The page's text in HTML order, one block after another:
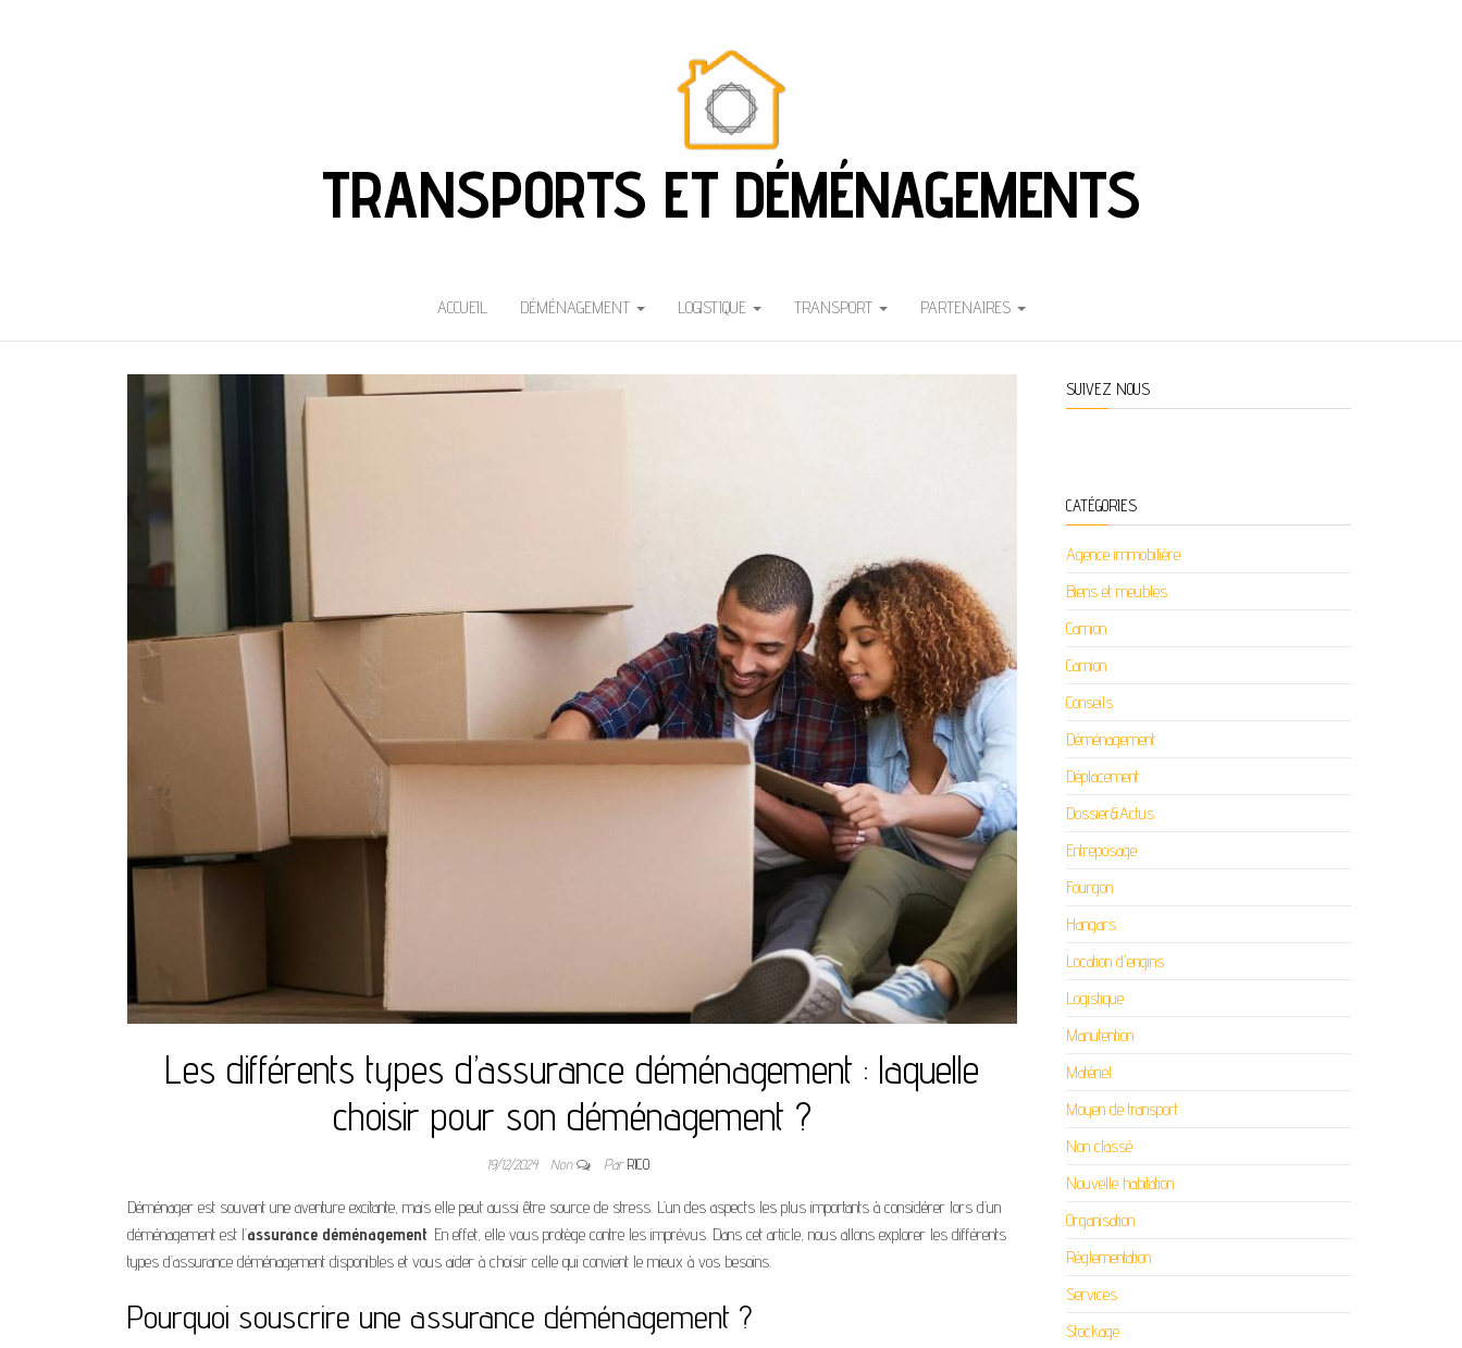
TRANSPORTS ET DÉMÉNAGEMENTS
ACCUEIL DÉMÉNAGEMENT LOGISTIQUE TRANSPORT PARTENAIRES
Les différents types d’assurance déménagement : laquelle
choisir pour son déménagement ?
19/12/2024 Non ParRICO
Déménager est souvent une aventure excitante, mais elle peut aussi être source de stress. L’un des aspects les plus importants à considérer lors d’un
déménagement est l’assurance déménagement . En effet, elle vous protège contre les imprévus. Dans cet article, nous allons explorer les différents
types d’assurance déménagement disponibles et vous aider à choisir celle qui convient le mieux à vos besoins.
Pourquoi souscrire une assurance déménagement ?
SUIVEZ NOUS
CATÉGORIES
Agence immobilière
Biens et meubles
Camion
Camion
Conseils
Déménagement
Déplacement
Dossier&Actus
Entreposage
Fourgon
Hangars
Location d'engins
Logistique
Manutention
Matériel
Moyen de transport
Non classé
Nouvelle habitation
Organisation
Réglementation
Services
Stockage